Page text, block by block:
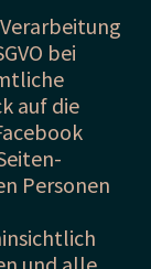
bei
auf die
Personen